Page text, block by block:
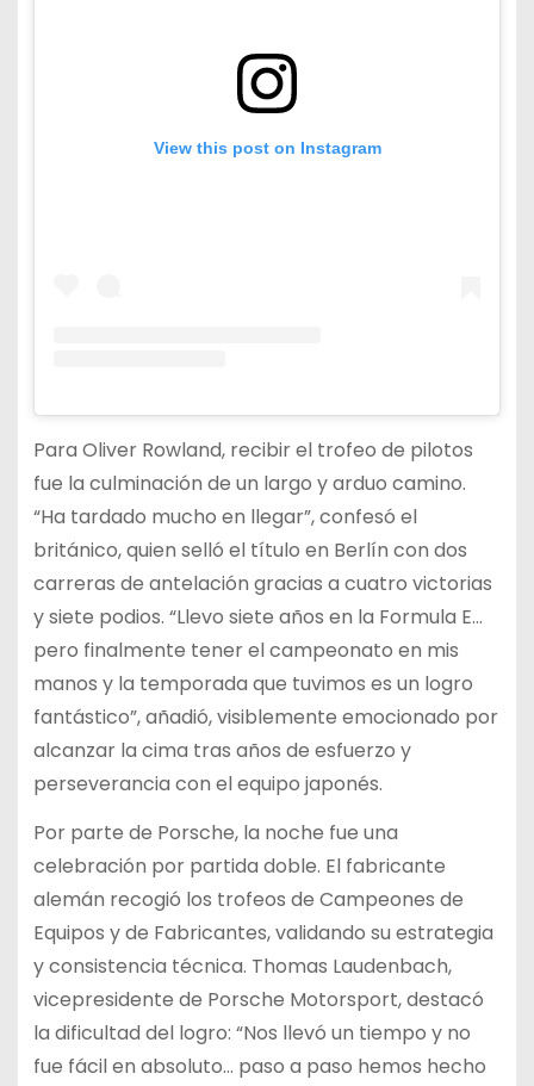
View this post on Instagram
Para Oliver Rowland, recibir el trofeo de pilotos
fue la culminación de un largo y arduo camino.
“Ha tardado mucho en llegar”, confesó el
británico, quien selló el título en Berlín con dos
carreras de antelación gracias a cuatro victorias
y siete podios. “Llevo siete años en la Formula E…
pero finalmente tener el campeonato en mis
manos y la temporada que tuvimos es un logro
fantástico”, añadió, visiblemente emocionado por
alcanzar la cima tras años de esfuerzo y
perseverancia con el equipo japonés.
Por parte de Porsche, la noche fue una
celebración por partida doble. El fabricante
alemán recogió los trofeos de Campeones de
Equipos y de Fabricantes, validando su estrategia
y consistencia técnica. Thomas Laudenbach,
vicepresidente de Porsche Motorsport, destacó
la dificultad del logro: “Nos llevó un tiempo y no
fue fácil en absoluto… paso a paso hemos hecho